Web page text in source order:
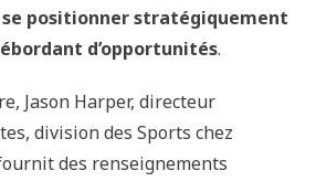
se positionner stratégiquement
d’opportunités.
Jason Harper, directeur
division des Sports chez
des renseignements